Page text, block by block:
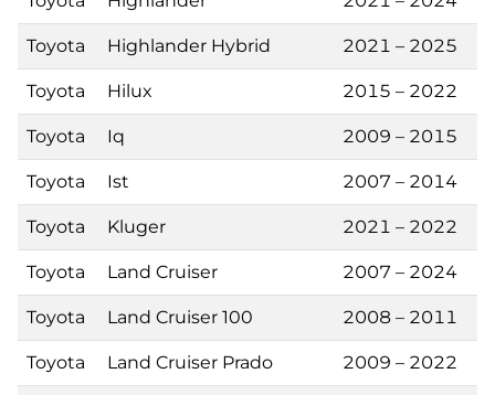
Toyota Highlander Hybrid 2021 – 2025
Toyota Hilux 2015 – 2022
Toyota Iq 2009 – 2015
Toyota Ist 2007 – 2014
Toyota Kluger 2021 – 2022
Toyota Land Cruiser 2007 – 2024
Toyota Land Cruiser 100 2008 – 2011
Toyota Land Cruiser Prado 2009 – 2022